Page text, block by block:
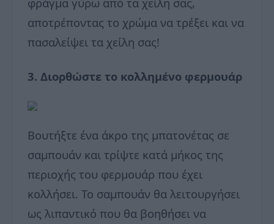
αποτρέποντας το χρώμα να τρέξει και να
πασαλείψει τα χείλη σας!
3. Διορθώστε το κολλημένο φερμουάρ
Βουτήξτε ένα άκρο της μπατονέτας σε
σαμπουάν και τρίψτε κατά μήκος της
περιοχής του φερμουάρ που έχει
κολλήσει. Το σαμπουάν θα λειτουργήσει
ως λιπαντικό που θα βοηθήσει να